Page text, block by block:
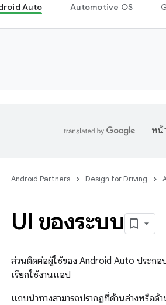
Auto Automotive OS
หน้
Android Partners Design for Driving
UI ของระบบ
ส่วนติดต่อผู้ใช้ของ Android Auto ประก
เรียกใช้งานแอป
แถบนำทางสามารถปรากฏที่ด้านล่างหรือด้